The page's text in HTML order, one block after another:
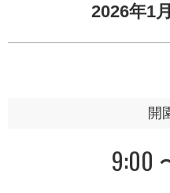
2026年1
開
9:00